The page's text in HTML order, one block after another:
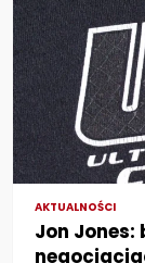
AKTUALNOŚCI
Jon Jones: